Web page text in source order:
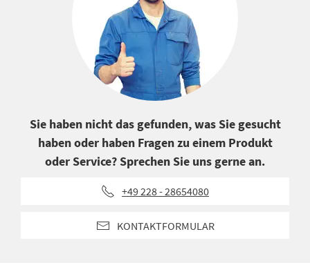
Sie haben nicht das gefunden, was Sie gesucht
haben oder haben Fragen zu einem Produkt
oder Service? Sprechen Sie uns gerne an.
+49 228 - 28654080
KONTAKTFORMULAR